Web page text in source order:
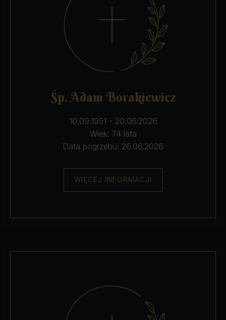
Śp. Adam Borakiewicz
10.09.1951 - 20.06.2026
Wiek: 74 lata
Data pogrzebu: 26.06.2026
WIĘCEJ INFORMACJI